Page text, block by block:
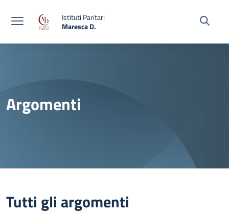
Istituti Paritari
Maresca D.
Argomenti
Tutti gli argomenti